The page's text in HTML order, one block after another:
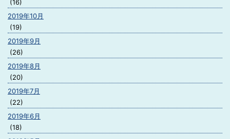
(16)
2019年10月
(19)
2019年9月
(26)
2019年8月
(20)
2019年7月
(22)
2019年6月
(18)